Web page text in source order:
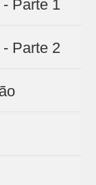
Parte 1
Parte 2